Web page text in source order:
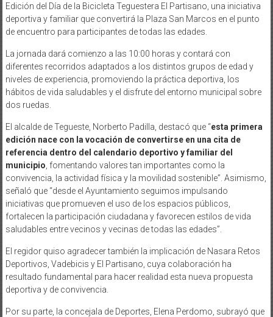
Edición del Día de la Bicicleta Teguestera El Partisano, una iniciativa
deportiva y familiar que convertirá la Plaza San Marcos en el punto
de encuentro para participantes de todas las edades.
La jornada dará comienzo a las 10:00 horas y contará con
diferentes recorridos adaptados a los distintos grupos de edad y
niveles de experiencia, promoviendo la práctica deportiva, los
hábitos de vida saludables y el disfrute del entorno municipal sobre
dos ruedas.
El alcalde de Tegueste, Norberto Padilla, destacó que “esta primera
edición nace con la vocación de convertirse en una cita de
referencia dentro del calendario deportivo y familiar del
municipio , fomentando valores tan importantes como la
convivencia, la actividad física y la movilidad sostenible”. Asimismo,
señaló que “desde el Ayuntamiento seguimos impulsando
iniciativas que promueven el uso de los espacios públicos,
fortalecen la participación ciudadana y favorecen estilos de vida
saludables entre vecinos y vecinas de todas las edades”.
El regidor quiso agradecer también la implicación de Nasara Retos
Deportivos, Vadebicis y El Partisano, cuya colaboración ha
resultado fundamental para hacer realidad esta nueva propuesta
deportiva y de convivencia.
Por su parte, la concejala de Deportes, Elena Perdomo, subrayó que